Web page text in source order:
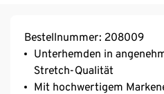
Bestellnummer: 208009
Unterhemden in
Stretch-Qualität
Mit hochwertigem